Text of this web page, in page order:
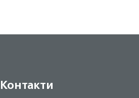
Контакти